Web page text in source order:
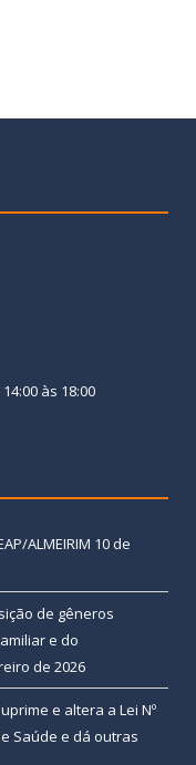
às 18:00
ALMEIRIM 10 de
de gêneros
e do
de 2026
e altera a Lei Nº
Saúde e dá outras